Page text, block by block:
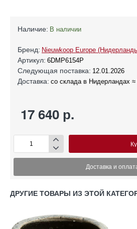
Наличие: В наличии
Бренд: Nieuwkoop Europe
Артикул: 6DMP6154P
Следующая поставка: 12.01.2026
Доставка: со склада в Нидерландах
17 640 р.
Доставка и
ДРУГИЕ ТОВАРЫ ИЗ ЭТОЙ